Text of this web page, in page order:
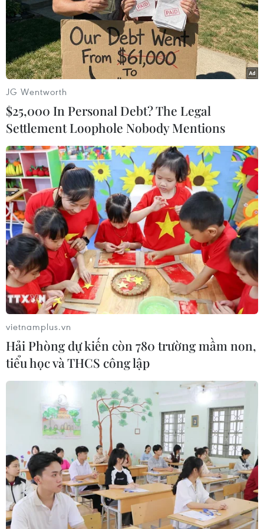
Nga hoài nghi diễn đàn công bố thỏa
thuận thế kỷ của Mỹ
06/06/2019 12:05
Mỹ dự kiến tổ chức diễn đàn tại Bahrain vào ngày 25-
26/6 tới. Tại đây, Washington sẽ công bố phần kinh tế
của cái gọi là thỏa thuận thế kỷ về giải pháp cho Trung
Đông.
Đại sứ Mỹ: Israel có thể giữ lại các khu vực
thuộc Bờ Tây
08/06/2019 23:26
JG Wentworth
$25,000 In Personal Debt? The Legal
Settlement Loophole Nobody Mentions
vietnamplus.vn
Hải Phòng dự kiến còn 780 trường mầm non,
tiểu học và THCS công lập